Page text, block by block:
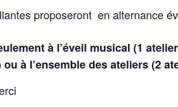
proposeront en alternance
à l’éveil musical (1
à l’ensemble des ateliers (2